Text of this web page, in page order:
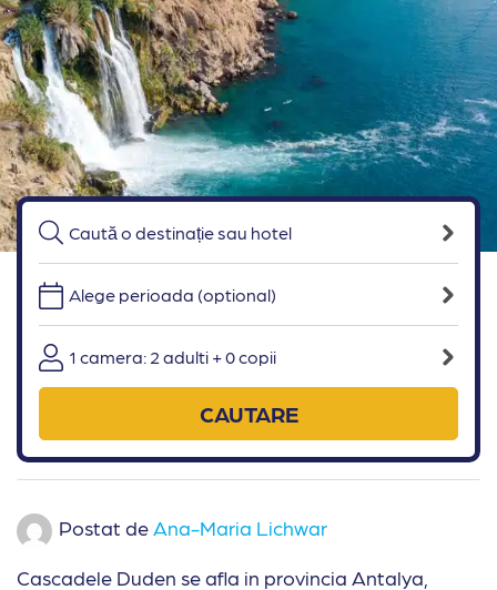
Alege perioada (optional)
1 camera: 2 adulti + 0 copii
CAUTARE
Postat de Ana-Maria Lichwar
Cascadele Duden se afla in provincia Antalya,